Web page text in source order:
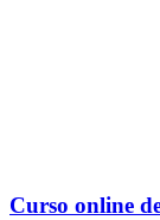
Curso online